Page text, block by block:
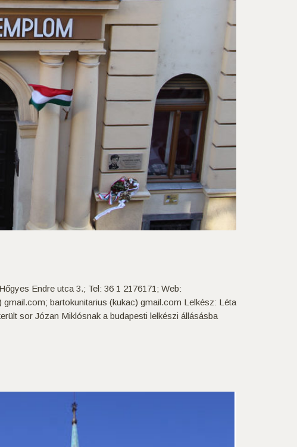
Endre utca 3.; Tel: 36 1 2176171; Web:
bartokunitarius (kukac) gmail.com Lelkész: Léta
sor Józan Miklósnak a budapesti lelkészi állásásba